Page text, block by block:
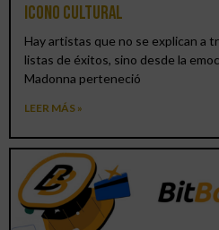
icono cultural
Hay artistas que no se explican a
listas de éxitos, sino desde la
Madonna perteneció
LEER MÁS »